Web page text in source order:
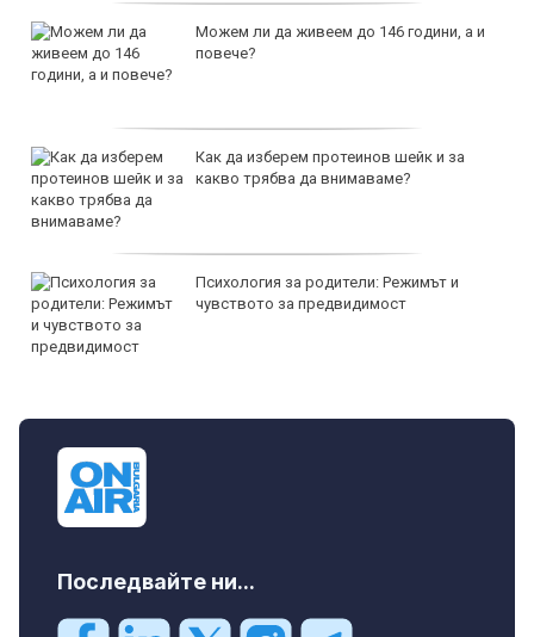
Можем ли да живеем до 146 години, а и
повече?
Как да изберем протеинов шейк и за
какво трябва да внимаваме?
Психология за родители: Режимът и
чувството за предвидимост
Последвайте ни...